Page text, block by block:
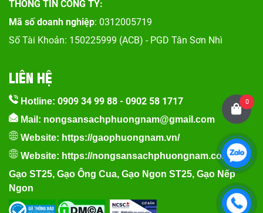
THÔNG TIN CÔNG TY:
Mã số doanh nghiệp: 0312005719
Số Tài Khoản: 150225999 (ACB) - PGD Tân Sơn Nhì
LIÊN HỆ
Hotline: 0909 34 99 88 - 0902 58 1717
Mail: nongsansachphuongnam@gmail.com
Website: https://gaophuongnam.vn/
Website: https://nongsansachphuongnam.com
Gạo ST25, Gạo Ông Cua, Gạo Ngon ST25, Gạo Nếp
Ngon
0